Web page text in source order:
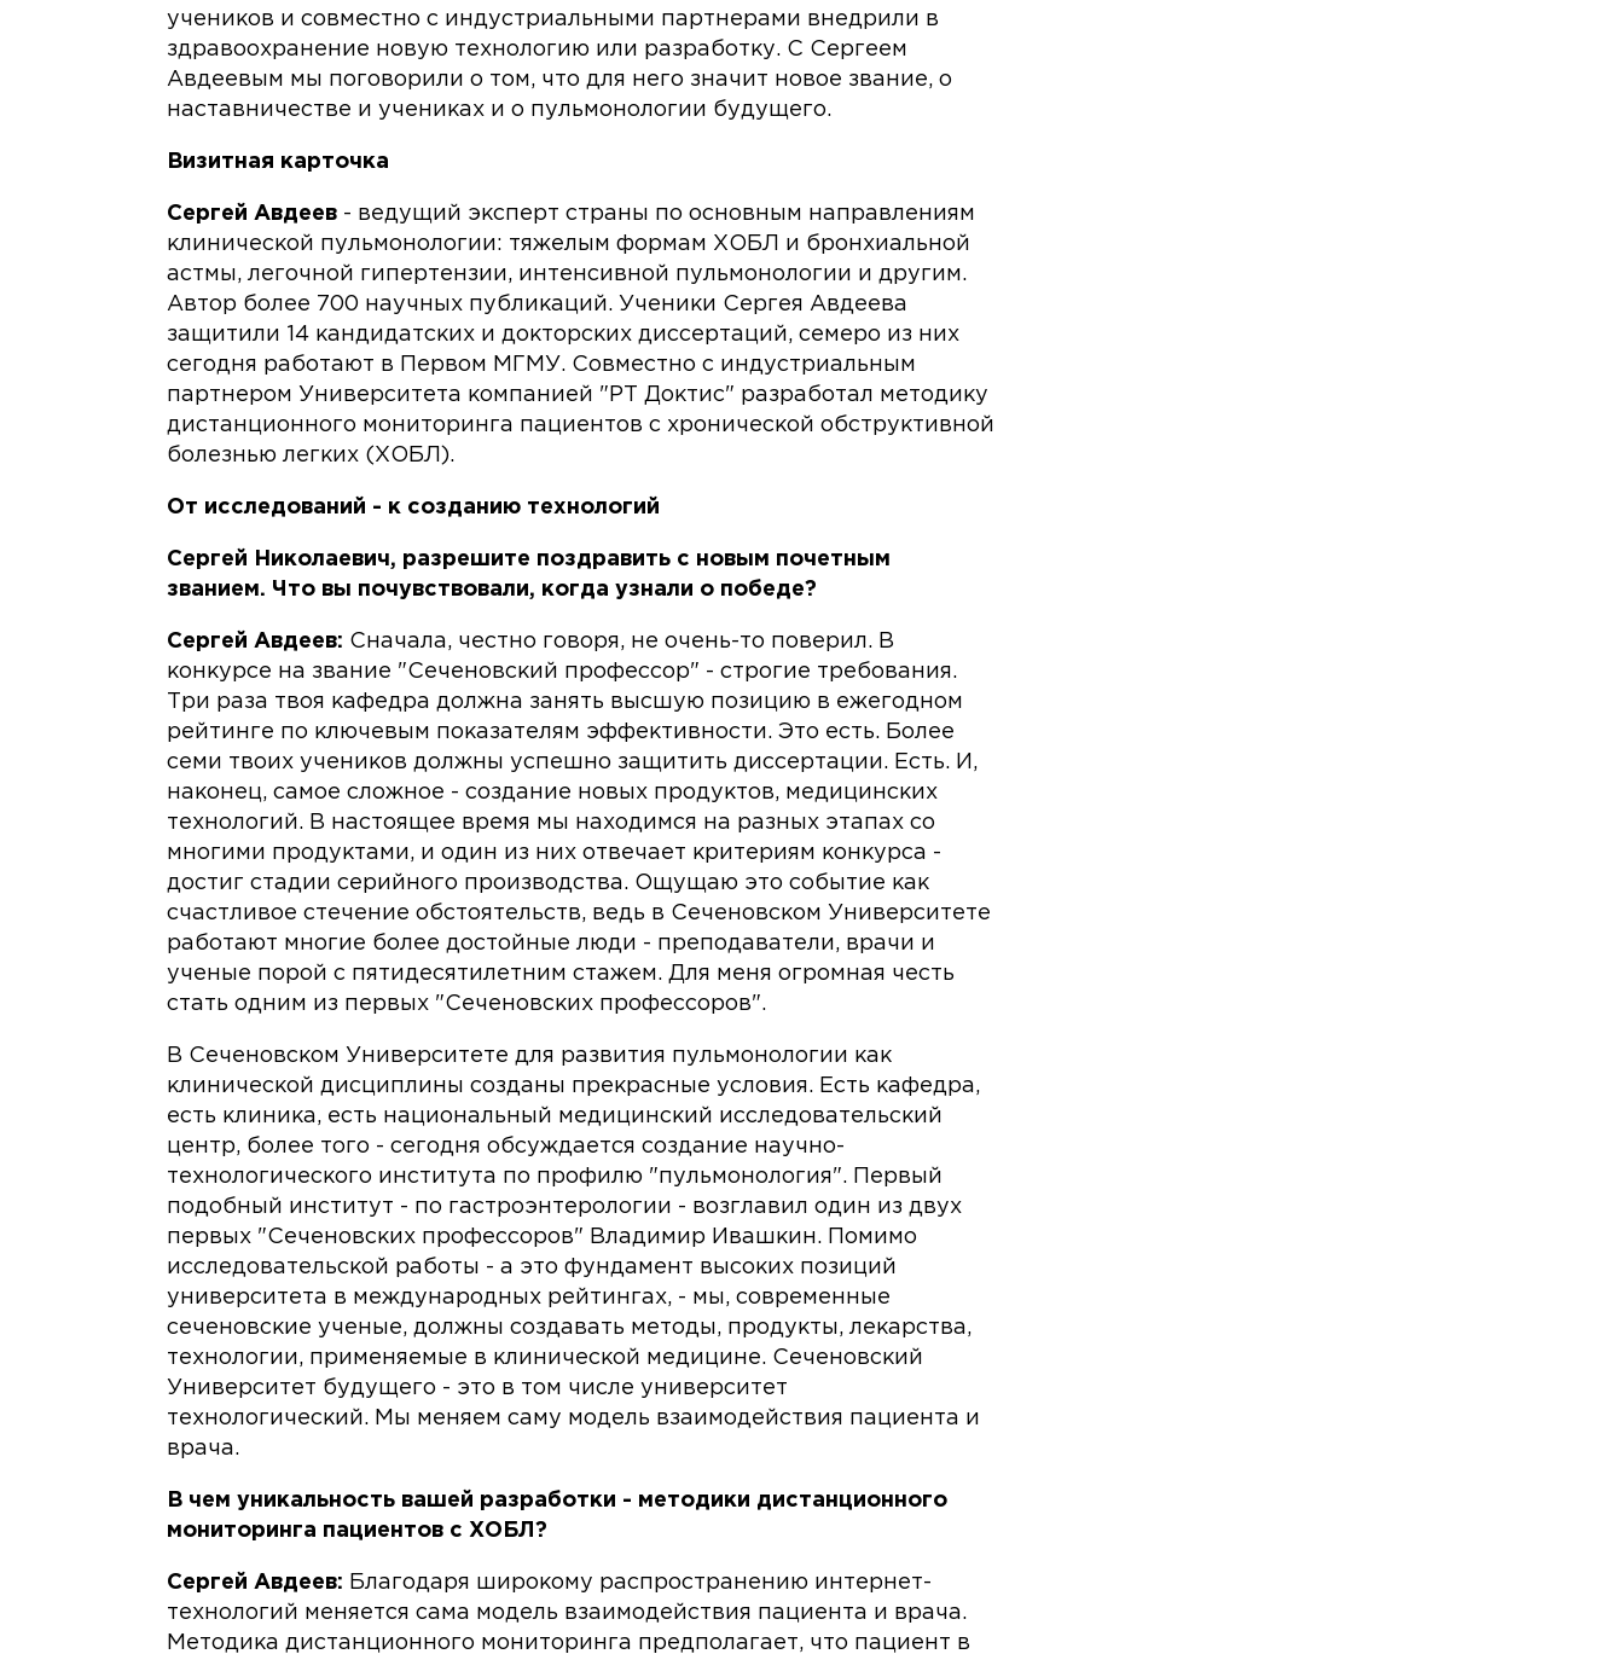
учеников и совместно с индустриальными партнерами внедрили в
здравоохранение новую технологию или разработку. С Сергеем
Авдеевым мы поговорили о том, что для него значит новое звание, о
наставничестве и учениках и о пульмонологии будущего.
Визитная карточка
Сергей Авдеев - ведущий эксперт страны по основным направлениям
клинической пульмонологии: тяжелым формам ХОБЛ и бронхиальной
астмы, легочной гипертензии, интенсивной пульмонологии и другим.
Автор более 700 научных публикаций. Ученики Сергея Авдеева
защитили 14 кандидатских и докторских диссертаций, семеро из них
сегодня работают в Первом МГМУ. Совместно с индустриальным
партнером Университета компанией "РТ Доктис" разработал методику
дистанционного мониторинга пациентов с хронической обструктивной
болезнью легких (ХОБЛ).
От исследований - к созданию технологий
Сергей Николаевич, разрешите поздравить с новым почетным
званием. Что вы почувствовали, когда узнали о победе?
Сергей Авдеев: Сначала, честно говоря, не очень-то поверил. В
конкурсе на звание "Сеченовский профессор" - строгие требования.
Три раза твоя кафедра должна занять высшую позицию в ежегодном
рейтинге по ключевым показателям эффективности. Это есть. Более
семи твоих учеников должны успешно защитить диссертации. Есть. И,
наконец, самое сложное - создание новых продуктов, медицинских
технологий. В настоящее время мы находимся на разных этапах со
многими продуктами, и один из них отвечает критериям конкурса -
достиг стадии серийного производства. Ощущаю это событие как
счастливое стечение обстоятельств, ведь в Сеченовском Университете
работают многие более достойные люди - преподаватели, врачи и
ученые порой с пятидесятилетним стажем. Для меня огромная честь
стать одним из первых "Сеченовских профессоров".
В Сеченовском Университете для развития пульмонологии как
клинической дисциплины созданы прекрасные условия. Есть кафедра,
есть клиника, есть национальный медицинский исследовательский
центр, более того - сегодня обсуждается создание научно-
технологического института по профилю "пульмонология". Первый
подобный институт - по гастроэнтерологии - возглавил один из двух
первых "Сеченовских профессоров" Владимир Ивашкин. Помимо
исследовательской работы - а это фундамент высоких позиций
университета в международных рейтингах, - мы, современные
сеченовские ученые, должны создавать методы, продукты, лекарства,
технологии, применяемые в клинической медицине. Сеченовский
Университет будущего - это в том числе университет
технологический. Мы меняем саму модель взаимодействия пациента и
врача.
В чем уникальность вашей разработки - методики дистанционного
мониторинга пациентов с ХОБЛ?
Сергей Авдеев: Благодаря широкому распространению интернет-
технологий меняется сама модель взаимодействия пациента и врача.
Методика дистанционного мониторинга предполагает, что пациент в